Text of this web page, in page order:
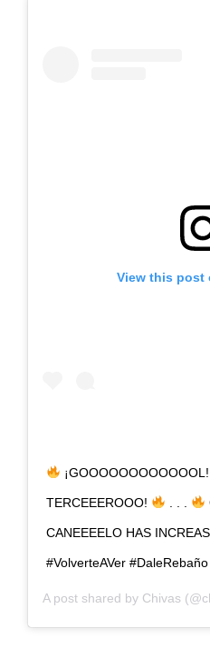
View this post
¡GOOOOOOOOOOOOL!
TERCEEEROOO!
CANEEEELO HAS
#VolverteAVer
A post shared by Chivas